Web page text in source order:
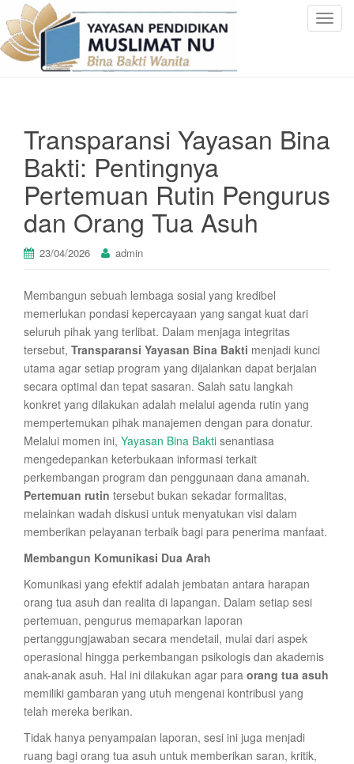
T
a
g
Transparansi Yayasan Bina
Bakti: Pentingnya
Pertemuan Rutin Pengurus
dan Orang Tua Asuh
23/04/2026 admin
Membangun sebuah lembaga sosial yang kredibel
memerlukan pondasi kepercayaan yang sangat kuat dari
seluruh pihak yang terlibat. Dalam menjaga integritas
tersebut, Transparansi Yayasan Bina Bakti menjadi kunci
utama agar setiap program yang dijalankan dapat berjalan
secara optimal dan tepat sasaran. Salah satu langkah
konkret yang dilakukan adalah melalui agenda rutin yang
mempertemukan pihak manajemen dengan para donatur.
Melalui momen ini, Yayasan Bina Bakti senantiasa
mengedepankan keterbukaan informasi terkait
perkembangan program dan penggunaan dana amanah.
Pertemuan rutin tersebut bukan sekadar formalitas,
melainkan wadah diskusi untuk menyatukan visi dalam
memberikan pelayanan terbaik bagi para penerima manfaat.
Membangun Komunikasi Dua Arah
Komunikasi yang efektif adalah jembatan antara harapan
orang tua asuh dan realita di lapangan. Dalam setiap sesi
pertemuan, pengurus memaparkan laporan
pertanggungjawaban secara mendetail, mulai dari aspek
operasional hingga perkembangan psikologis dan akademis
anak-anak asuh. Hal ini dilakukan agar para orang tua asuh
memiliki gambaran yang utuh mengenai kontribusi yang
telah mereka berikan.
Tidak hanya penyampaian laporan, sesi ini juga menjadi
ruang bagi orang tua asuh untuk memberikan saran, kritik,